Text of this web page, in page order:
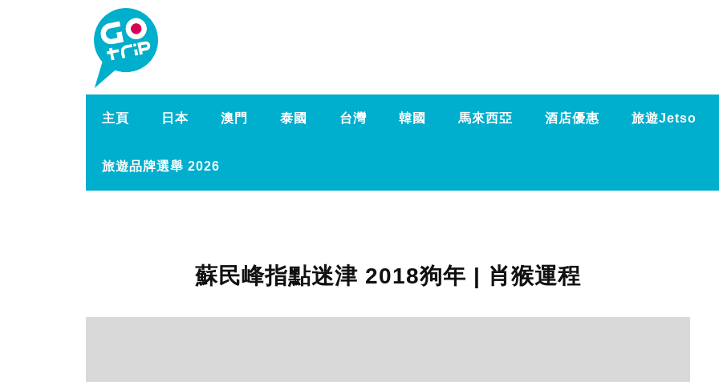
主頁 日本 澳門 泰國 台灣 韓國 馬來西亞 酒店優惠 旅遊Jetso
旅遊品牌選舉 2026
蘇民峰指點迷津 2018狗年 | 肖猴運程